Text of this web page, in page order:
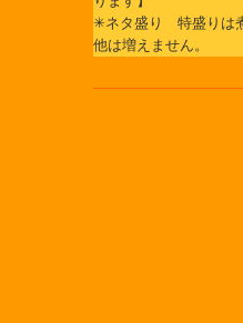
✳ネタ盛り 特盛りは
他は増えません。